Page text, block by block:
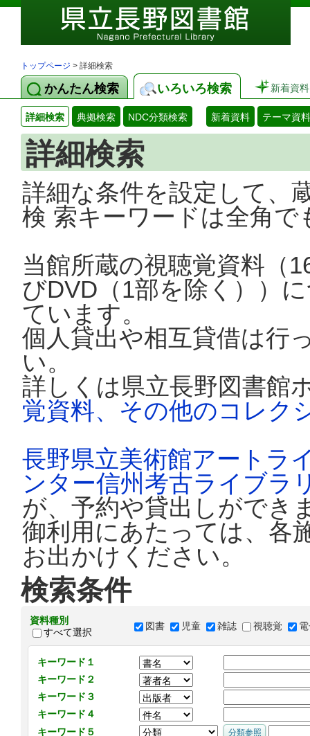
トップページ > 詳細検索
かんたん検索 いろいろ検索 新着資料
詳細検索 典拠検索 NDC分類検索 新着資料 テーマ資料
詳細検索
詳細な条件を設定して、
検 索キーワードは全角
当館所蔵の視聴覚資料（
びDVD（1部を除く））
ています。
個人貸出や相互貸借は行
い。
詳しくは県立長野図書館
覚資料、その他のコレク
長野県立美術館アートラ
ンター信州考古ライブラ
が、予約や貸出しができ
御利用にあたっては、各
お出かけください。
検索条件
資料種別
すべて選択
図書 児童 雑誌 視聴覚
キーワード１
キーワード２
キーワード３
キーワード４
キーワード５